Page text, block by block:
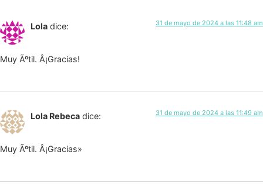
Lola dice: 31 de mayo de 2024 a las 11:48 am
Muy Ãºtil. Â¡Gracias!
Lola Rebeca dice: 31 de mayo de 2024 a las 11:49 am
Muy Ãºtil. Â¡Gracias»